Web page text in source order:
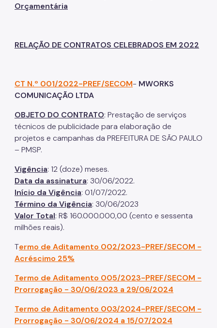
Orçamentária
RELAÇÃO DE CONTRATOS CELEBRADOS EM 2022
CT N.º 001/2022-PREF/SECOM- MWORKS
COMUNICAÇÃO LTDA
OBJETO DO CONTRATO: Prestação de serviços
técnicos de publicidade para elaboração de
projetos e campanhas da PREFEITURA DE SÃO PAULO
– PMSP.
Vigência: 12 (doze) meses.
Data da assinatura: 30/06/2022.
Início da Vigência: 01/07/2022.
Término da Vigência: 30/06/2023
Valor Total: R$ 160.000.000,00 (cento e sessenta
milhões reais).
Termo de Aditamento 002/2023-PREF/SECOM -
Acréscimo 25%
Termo de Aditamento 005/2023-PREF/SECOM -
Prorrogação - 30/06/2023 a 29/06/2024
Termo de Aditamento 003/2024-PREF/SECOM -
Prorrogação - 30/06/2024 a 15/07/2024